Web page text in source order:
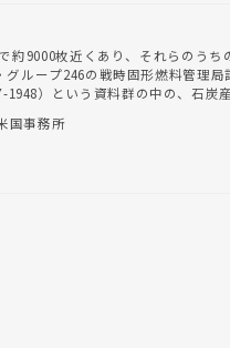
約9000枚近くあり、それらのうち
ループ246の戦時固形燃料管理
）という資料群の中の、石炭
国事務所